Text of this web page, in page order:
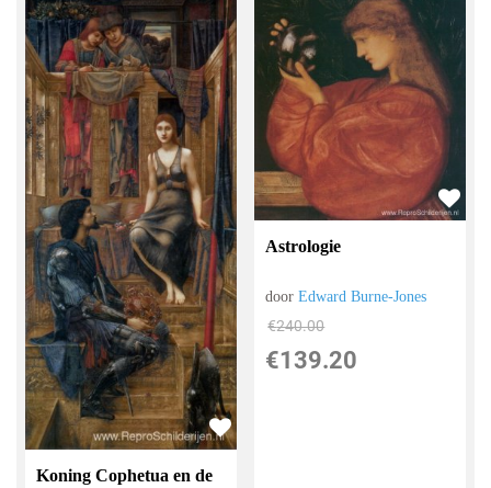
Koning Cophetua en de
Astrologie
doorEdward Burne-Jones
€240.00
€139.20